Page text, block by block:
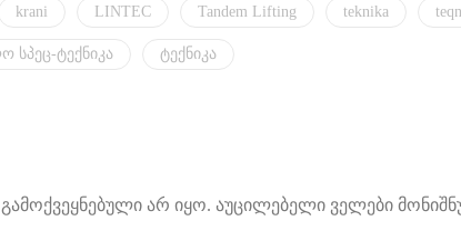
krani LINTEC Tandem Lifting teknika
სპეც-ტექნიკა ტექნიკა
არ იყო. აუცილებელი ველები